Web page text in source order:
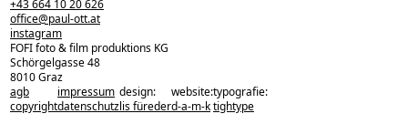
zurück zu den projekten
+43 664 10 20 626
office@paul-ott.at
instagram
FOFI foto & film produktions KG
Schörgelgasse 48
8010 Graz
agb
copyright
impressum
datenschutz
design:
lis füreder
website:
d-a-m-k
typografie:
tightype